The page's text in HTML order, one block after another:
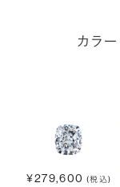
カラ
¥279,600 (税込)